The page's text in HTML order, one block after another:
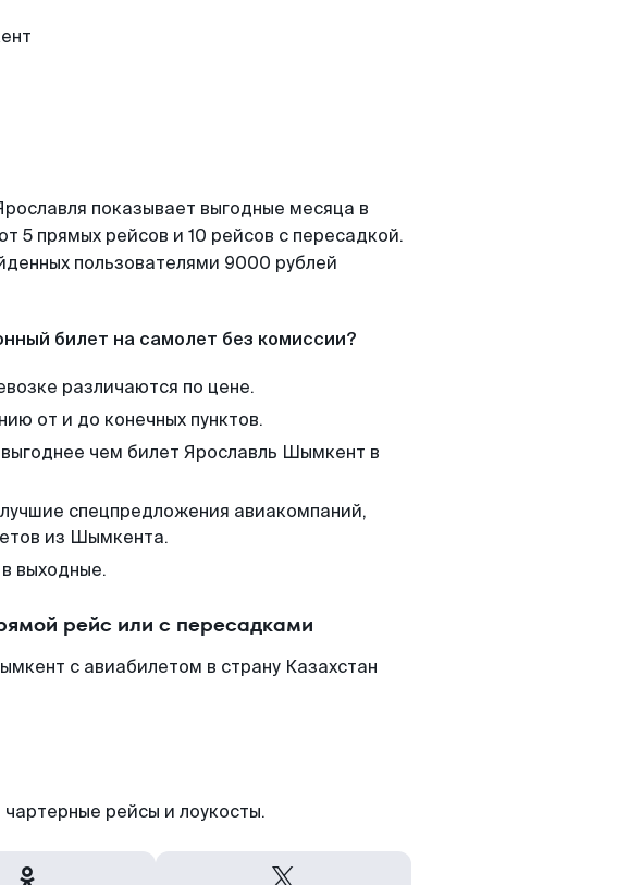
показывает выгодные месяца в
5 прямых рейсов и 10 рейсов с пересадкой.
пользователями 9000 рублей
билет на самолет без комиссии?
различаются по цене.
от и до конечных пунктов.
чем билет Ярославль Шымкент в
спецпредложения авиакомпаний,
из Шымкента.
выходные.
рейс или с пересадками
с авиабилетом в страну Казахстан
рейсы и лоукосты.